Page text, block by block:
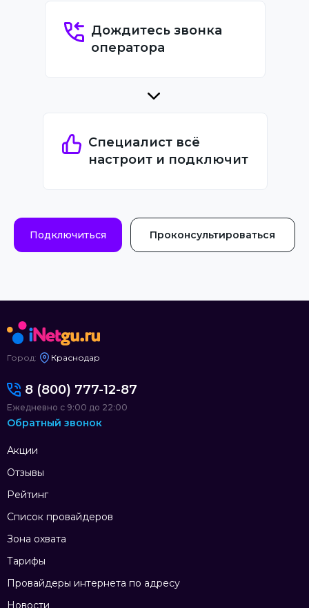
Дождитесь звонка
оператора
Специалист всё
настроит и подключит
Подключиться Проконсультироваться
Город: Краснодар
Акции
Отзывы
Рейтинг
Список провайдеров
Зона охвата
Тарифы
Провайдеры интернета по адресу
Новости
8 (800) 777-12-87
Ежедневно с 9:00 до 22:00
Обратный звонок